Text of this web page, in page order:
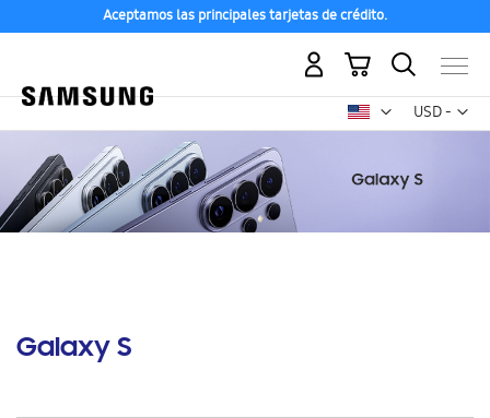
Aceptamos las principales tarjetas de crédito.
USD -
dólar
Mi carrito
Galaxy S